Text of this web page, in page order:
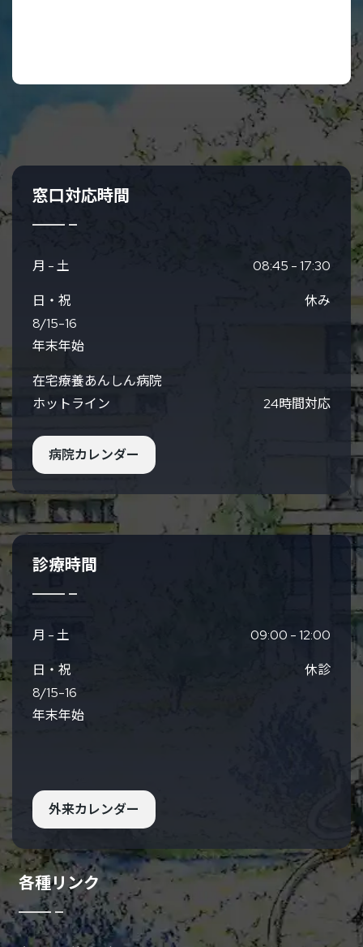
電車でお越しの場合
京都市営地下鉄
京阪バス椥辻駅前すぐ
お車でお越しの場合
駐車場（19台）
JR山科駅からお越しの場合
市営地下鉄東西線で 8分
京阪バス山科六地蔵線22Ａで 12分
お車で 8分
窓口対応時間
月 - 土 08:45 - 17:30
日・祝
8/15-16
年末年始
休み
在宅療養あんしん病院
ホットライン
24時間対応
病院カレンダー
診療時間
月 - 土 09:00 - 12:00
日・祝
8/15-16
年末年始
休診
外来カレンダー
各種リンク